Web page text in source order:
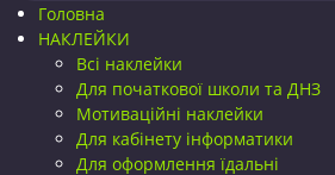
Головна
НАКЛЕЙКИ
Всі наклейки
Для початкової школи та ДНЗ
Мотиваційні наклейки
Для кабінету інформатики
Для оформлення їдальні